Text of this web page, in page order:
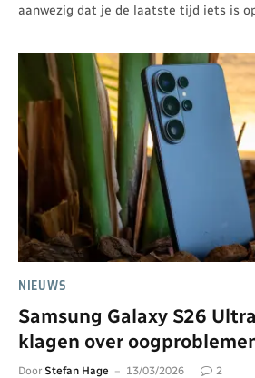
aanwezig dat je de laatste tijd iets is
NIEUWS
Samsung Galaxy S26
klagen over
Door Stefan Hage 13/03/2026 2